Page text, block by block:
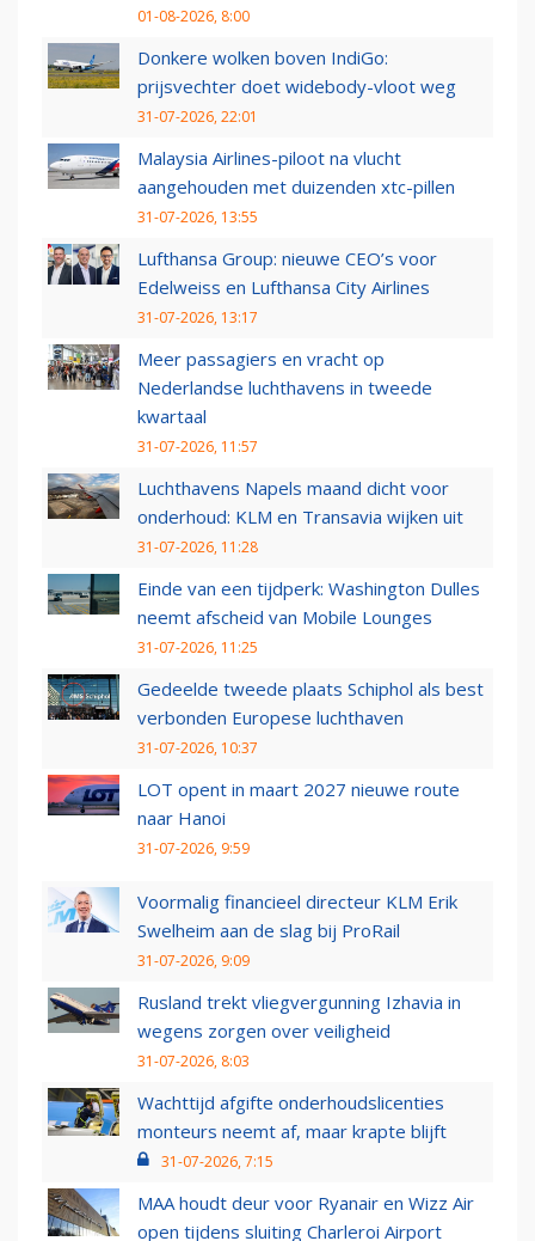
01-08-2026, 8:00
Donkere wolken boven IndiGo:
prijsvechter doet widebody-vloot weg
31-07-2026, 22:01
Malaysia Airlines-piloot na vlucht
aangehouden met duizenden xtc-pillen
31-07-2026, 13:55
Lufthansa Group: nieuwe CEO’s voor
Edelweiss en Lufthansa City Airlines
31-07-2026, 13:17
Meer passagiers en vracht op
Nederlandse luchthavens in tweede
kwartaal
31-07-2026, 11:57
Luchthavens Napels maand dicht voor
onderhoud: KLM en Transavia wijken uit
31-07-2026, 11:28
Einde van een tijdperk: Washington Dulles
neemt afscheid van Mobile Lounges
31-07-2026, 11:25
Gedeelde tweede plaats Schiphol als best
verbonden Europese luchthaven
31-07-2026, 10:37
LOT opent in maart 2027 nieuwe route
naar Hanoi
31-07-2026, 9:59
Voormalig financieel directeur KLM Erik
Swelheim aan de slag bij ProRail
31-07-2026, 9:09
Rusland trekt vliegvergunning Izhavia in
wegens zorgen over veiligheid
31-07-2026, 8:03
Wachttijd afgifte onderhoudslicenties
monteurs neemt af, maar krapte blijft
31-07-2026, 7:15
MAA houdt deur voor Ryanair en Wizz Air
open tijdens sluiting Charleroi Airport